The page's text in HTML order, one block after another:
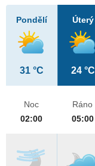
Pondělí
31 °C
Úterý
24 °C
Noc
02:00
Ráno
05:00